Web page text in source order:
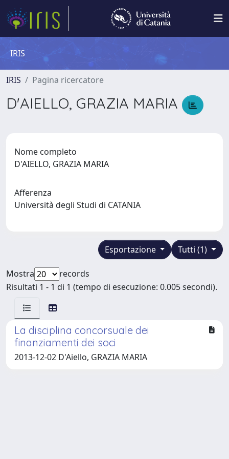
IRIS
IRIS Pagina ricercatore
D'AIELLO, GRAZIA MARIA
Nome completo
D'AIELLO, GRAZIA MARIA
Afferenza
Università degli Studi di CATANIA
Tutti (1)
Esportazione
Mostra
records
Risultati 1 - 1 di 1 (tempo di esecuzione: 0.005 secondi).
La disciplina concorsuale dei
finanziamenti dei soci
2013-12-02 D'Aiello, GRAZIA MARIA